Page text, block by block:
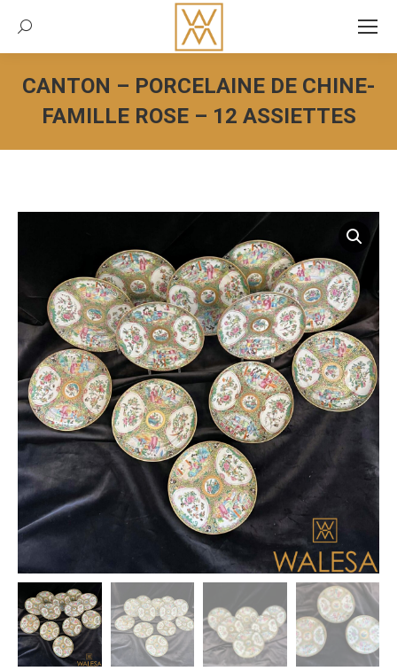
Recherche:
CANTON – PORCELAINE DE CHINE-
FAMILLE ROSE – 12 ASSIETTES
Vous êtes ici :